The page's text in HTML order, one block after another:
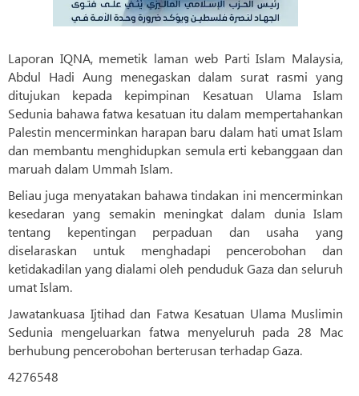
Laporan IQNA, memetik laman web Parti Islam Malaysia,
Abdul Hadi Aung menegaskan dalam surat rasmi yang
ditujukan kepada kepimpinan Kesatuan Ulama Islam
Sedunia bahawa fatwa kesatuan itu dalam mempertahankan
Palestin mencerminkan harapan baru dalam hati umat Islam
dan membantu menghidupkan semula erti kebanggaan dan
maruah dalam Ummah Islam.
Beliau juga menyatakan bahawa tindakan ini mencerminkan
kesedaran yang semakin meningkat dalam dunia Islam
tentang kepentingan perpaduan dan usaha yang
diselaraskan untuk menghadapi pencerobohan dan
ketidakadilan yang dialami oleh penduduk Gaza dan seluruh
umat Islam.
Jawatankuasa Ijtihad dan Fatwa Kesatuan Ulama Muslimin
Sedunia mengeluarkan fatwa menyeluruh pada 28 Mac
berhubung pencerobohan berterusan terhadap Gaza.
4276548